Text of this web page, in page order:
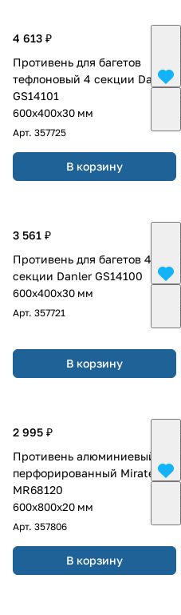
4 613 ₽
Противень для багетов
тефлоновый 4 секции Danler
GS14101
600х400х30 мм
Арт. 357725
В корзину
3 561 ₽
Противень для багетов 4
секции Danler GS14100
600х400х30 мм
Арт. 357721
В корзину
2 995 ₽
Противень алюминиевый
перфорированный Miratek
MR68120
600х800х20 мм
Арт. 357806
В корзину